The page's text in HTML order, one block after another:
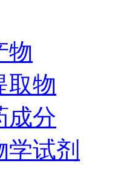
物
取物
成分
学试剂